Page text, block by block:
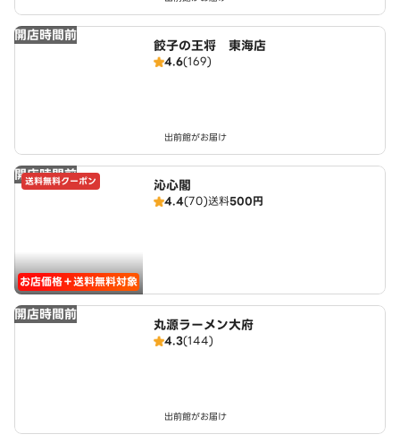
開店時間前
餃子の王将 東海店
4.6(169)
出前館がお届け
開店時間前
送料無料クーポン
お店価格＋送料無料対象
沁心閣
4.4(70)送料500円
開店時間前
丸源ラーメン大府
4.3(144)
出前館がお届け